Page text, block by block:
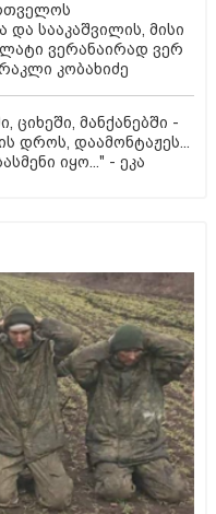
და სააკაშვილის, მისი
ვერანაირად ვერ
კობახიძე
ციხეში, მანქანებში -
დროს, დაამონტაჟეს...
იყო..." - ეკა